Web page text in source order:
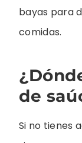
bayas para
comidas.
de
Si no tienes